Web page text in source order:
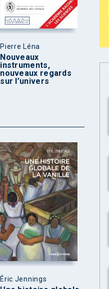
Pierre Léna
Nouveaux
instruments,
nouveaux regards
sur l’univers
Éric Jennings